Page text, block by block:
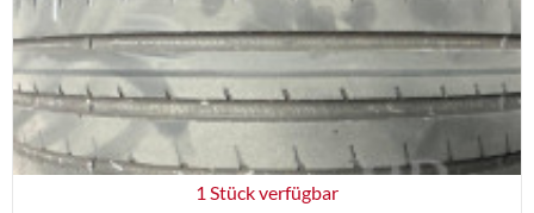
1 Stück verfügbar